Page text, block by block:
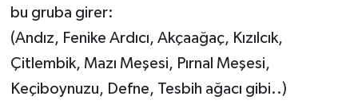
bu gruba girer:
(Andız, Fenike Ardıcı, Akçaağaç, Kızılcık,
Çitlembik, Mazı Meşesi, Pırnal Meşesi,
Keçiboynuzu, Defne, Tesbih ağacı gibi..)